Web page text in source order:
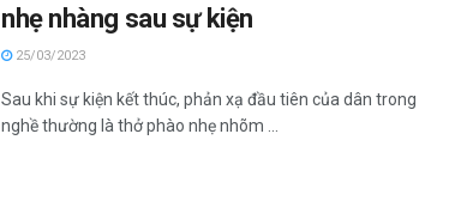
nhẹ nhàng sau sự kiện
25/03/2023
Sau khi sự kiện kết thúc, phản xạ đầu tiên của dân trong
nghề thường là thở phào nhẹ nhõm ...